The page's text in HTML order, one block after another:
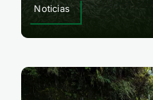
Noticias